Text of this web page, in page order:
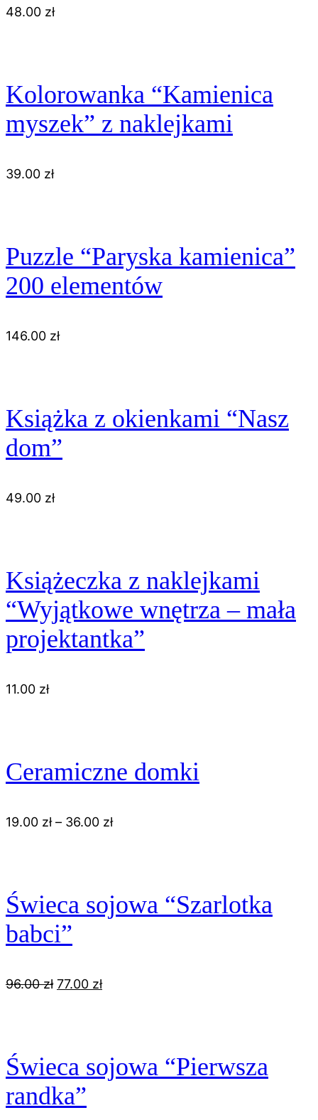
48.00 zł
Kolorowanka “Kamienica
myszek” z naklejkami
39.00 zł
Puzzle “Paryska kamienica”
200 elementów
146.00 zł
Książka z okienkami “Nasz
dom”
49.00 zł
Książeczka z naklejkami
“Wyjątkowe wnętrza – mała
projektantka”
11.00 zł
Ceramiczne domki
19.00 zł– 36.00 zł
Świeca sojowa “Szarlotka
babci”
96.00zł Pierwotna
77.00 złAktualna
Świeca sojowa “Pierwsza
randka”